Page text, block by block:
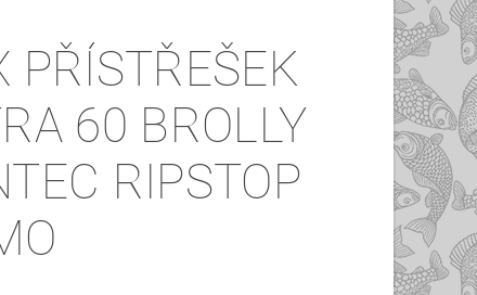
PŘÍSTŘEŠEK
60 BROLLY
RIPSTOP